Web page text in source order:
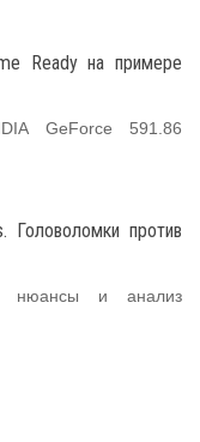
Ready на примере
GeForce 591.86
Головоломки против
нюансы и анализ